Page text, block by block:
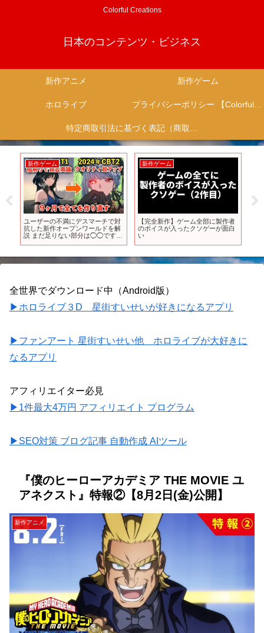
Colorful Creations
日本のコンテンツ・ビジネス
新作アニメ 新作ゲーム
ホロライブ プライバシーポリシー 【Colorful Creation】
特定商取引法に基づく表記（商取引に関する開示）
新作ゲーム
ユーザーの不満にデスマーチで対
抗した新作オープンワールドを解
説 まだ足りない部分は◯◯です
新作ゲーム
【完全新作】ゲーム全部に製作者
のボイスが入ったクソゲーが面白
い
全世界でダウンロード中（Android版）
▶ホロライブ３D 星街すいせいが好きになるアプリ
▶ファンアート 星街すいせい他 ホロライブが大好きに
なるアプリ
アフィリエイター必見
▶1件最大4万円 アフィリエイト プログラム
▶SEO対策 ブログ記事 自動作成 AIツール
『僕のヒーローアカデミア THE MOVIE ユ
アネクスト』特報②【8月2日(金)公開】
新作アニメ